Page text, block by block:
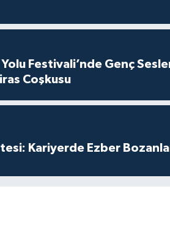
Festivali’nde Genç
Coşkusu
Kariyerde Ezber